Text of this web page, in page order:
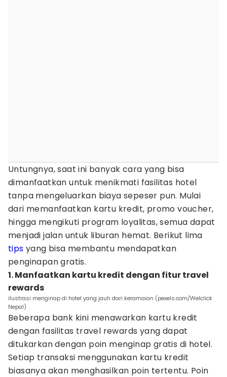
Untungnya, saat ini banyak cara yang bisa
dimanfaatkan untuk menikmati fasilitas hotel
tanpa mengeluarkan biaya sepeser pun. Mulai
dari memanfaatkan kartu kredit, promo voucher,
hingga mengikuti program loyalitas, semua dapat
menjadi jalan untuk liburan hemat. Berikut lima
tips yang bisa membantu mendapatkan
penginapan gratis.
1. Manfaatkan kartu kredit dengan fitur travel
rewards
ilustrasi menginap di hotel yang jauh dari keramaian (pexels.com/Welclick
Nepal)
Beberapa bank kini menawarkan kartu kredit
dengan fasilitas travel rewards yang dapat
ditukarkan dengan poin menginap gratis di hotel.
Setiap transaksi menggunakan kartu kredit
biasanya akan menghasilkan poin tertentu. Poin